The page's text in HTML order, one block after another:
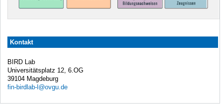
Kontakt
BIRD Lab
Universitätsplatz 12, 6.OG
39104 Magdeburg
fin-birdlab-l@ovgu.de